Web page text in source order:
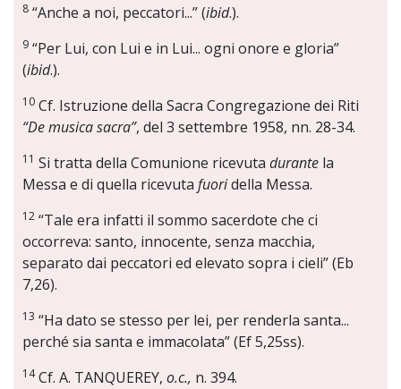
8 “Anche a noi, peccatori...” (ibid.).
9 “Per Lui, con Lui e in Lui... ogni onore e gloria”
(ibid.).
10 Cf. Istruzione della Sacra Congregazione dei Riti
“De musica sacra”, del 3 settembre 1958, nn. 28-34.
11 Si tratta della Comunione ricevuta durante la
Messa e di quella ricevuta fuoridella Messa.
12 “Tale era infatti il sommo sacerdote che ci
occorreva: santo, innocente, senza macchia,
separato dai peccatori ed elevato sopra i cieli” (Eb
7,26).
13 “Ha dato se stesso per lei, per renderla santa...
perché sia santa e immacolata” (Ef 5,25ss).
14Cf. A. TANQUEREY, o.c., n. 394.